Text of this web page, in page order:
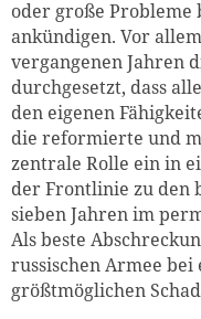
oder große Probleme
ankündigen. Vor
vergangenen Jahren
durchgesetzt, dass
den eigenen
die reformierte und
zentrale Rolle ein in
der Frontlinie zu den
sieben Jahren im
Als beste
russischen Armee
größtmöglichen